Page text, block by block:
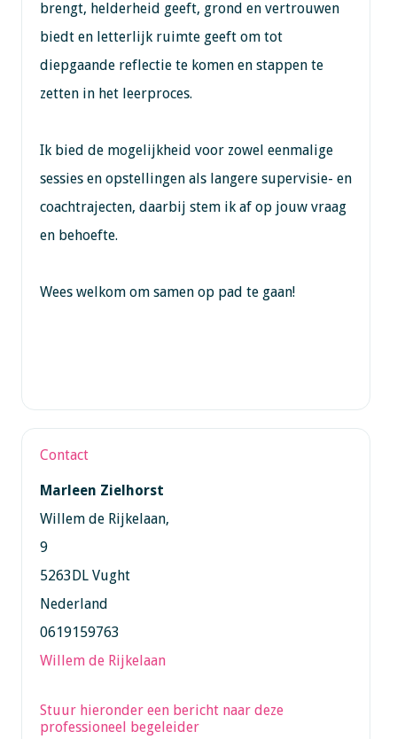
brengt, helderheid geeft, grond en vertrouwen
biedt en letterlijk ruimte geeft om tot
diepgaande reflectie te komen en stappen te
zetten in het leerproces.
Ik bied de mogelijkheid voor zowel eenmalige
sessies en opstellingen als langere supervisie- en
coachtrajecten, daarbij stem ik af op jouw vraag
en behoefte.
Wees welkom om samen op pad te gaan!
Contact
Marleen Zielhorst
Willem de Rijkelaan,
9
5263DL Vught
Nederland
0619159763
Willem de Rijkelaan
Stuur hieronder een bericht naar deze
professioneel begeleider